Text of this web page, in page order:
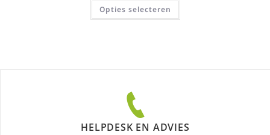
Opties selecteren
HELPDESK EN ADVIES